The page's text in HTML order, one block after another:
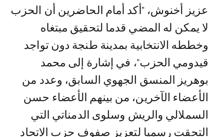
عزيز أخنوش، "أكد أمام الحاضرين أن الحزب
لا يمكن له المضي قدما لتحقيق مبتغاه
وخططه الانتخابية بمدينة طنجة دون تواجد
قيدومي الحزب"، في إشارة إلى محمد
بوهريز المنسق الجهوي السابق، وعدد من
الأعضاء الآخرين، من بينهم الأعضاء حسن
السملالي والريش وسلوى الدمناتي التي
التحقت رسميا لتعزيز صفوف حزب الاتحاد